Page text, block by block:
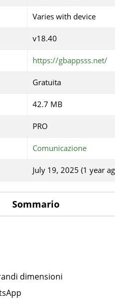
Varies with device
v18.40
https://gbappsss.net/
Gratuita
42.7 MB
PRO
Comunicazione
July 19, 2025 (1 year
Sommario
dimensioni